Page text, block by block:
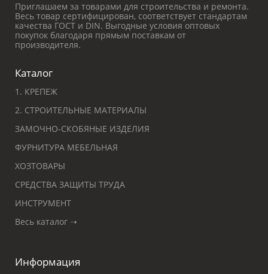
Приглашаем за товарами для строительства и ремонта.
Весь товар сертифицирован, соответствует стандартам
качества ГОСТ и DIN. Выгодные условия оптовых
покупок благодаря прямым поставкам от
производителя.
Каталог
1. КРЕПЕЖ
2. СТРОИТЕЛЬНЫЕ МАТЕРИАЛЫ
ЗАМОЧНО-СКОБЯНЫЕ ИЗДЕЛИЯ
ФУРНИТУРА МЕБЕЛЬНАЯ
ХОЗТОВАРЫ
СРЕДСТВА ЗАЩИТЫ ТРУДА
ИНСТРУМЕНТ
Весь каталог ➝
Информация